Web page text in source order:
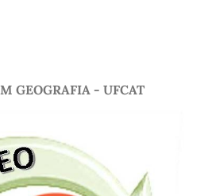
GEOGRAFIA - UFCAT